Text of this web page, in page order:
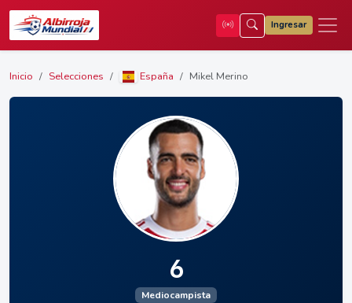
Ingresar
Inicio Selecciones España Mikel Merino
6
Mediocampista